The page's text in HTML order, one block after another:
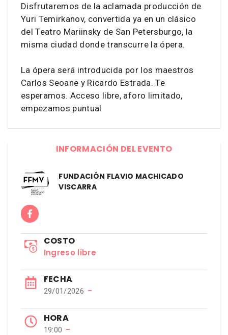
Disfrutaremos de la aclamada producción de
Yuri Temirkanov, convertida ya en un clásico
del Teatro Mariinsky de San Petersburgo, la
misma ciudad donde transcurre la ópera.
La ópera será introducida por los maestros
Carlos Seoane y Ricardo Estrada. Te
esperamos. Acceso libre, aforo limitado,
empezamos puntual
INFORMACIÓN DEL EVENTO
FUNDACIÓN FLAVIO MACHICADO
VISCARRA
COSTO
Ingreso libre
FECHA
29/01/2026 −
HORA
19:00 −